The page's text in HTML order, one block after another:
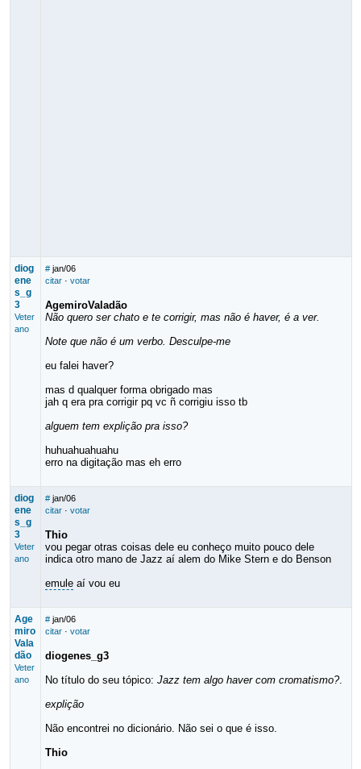
diog
ene
s_g
3
Veter
ano
# jan/06
citar· votar
AgemiroValadão
Não quero ser chato e te corrigir, mas não é haver, é a ver.
Note que não é um verbo. Desculpe-me
eu falei haver?
mas d qualquer forma obrigado mas
jah q era pra corrigir pq vc ñ corrigiu isso tb
alguem tem explição pra isso?
huhuahuahuahu
erro na digitação mas eh erro
diog
ene
s_g
3
Veter
ano
# jan/06
citar· votar
Thio
vou pegar otras coisas dele eu conheço muito pouco dele
indica otro mano de Jazz aí alem do Mike Stern e do Benson
emuleaí vou eu
Age
miro
Vala
dão
Veter
ano
# jan/06
citar· votar
diogenes_g3
No título do seu tópico: Jazz tem algo haver com cromatismo?.
explição
Não encontrei no dicionário. Não sei o que é isso.
Thio